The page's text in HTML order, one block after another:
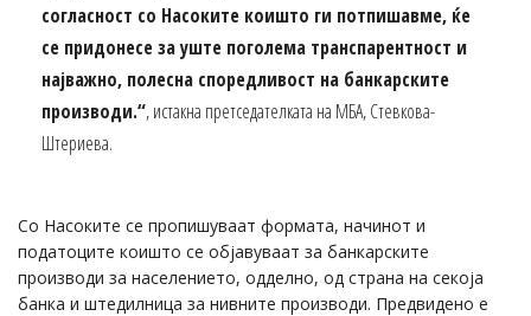
согласност со Насоките коишто ги потпишавме, ќе
се придонесе за уште поголема транспарентност и
најважно, полесна споредливост на банкарските
производи.“, истакна претседателката на МБА, Стевкова-
Штериева.
Со Насоките се пропишуваат формата, начинот и
податоците коишто се објавуваат за банкарските
производи за населението, одделно, од страна на секоја
банка и штедилница за нивните производи. Предвидено е